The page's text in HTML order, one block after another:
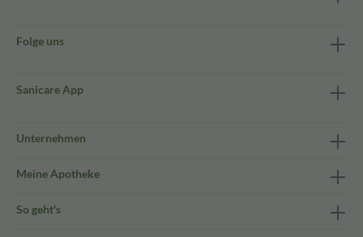
Folge uns
Sanicare App
Unternehmen
Meine Apotheke
So geht's